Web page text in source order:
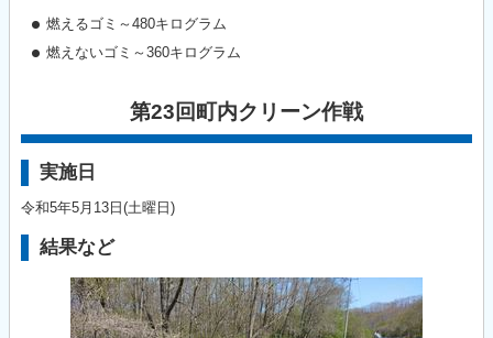
燃えるゴミ～480キログラム
燃えないゴミ～360キログラム
第23回町内クリーン作戦
実施日
令和5年5月13日(土曜日)
結果など